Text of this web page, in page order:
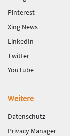
Pinterest
Xing News
LinkedIn
Twitter
YouTube
Weitere
Datenschutz
Privacy Manager